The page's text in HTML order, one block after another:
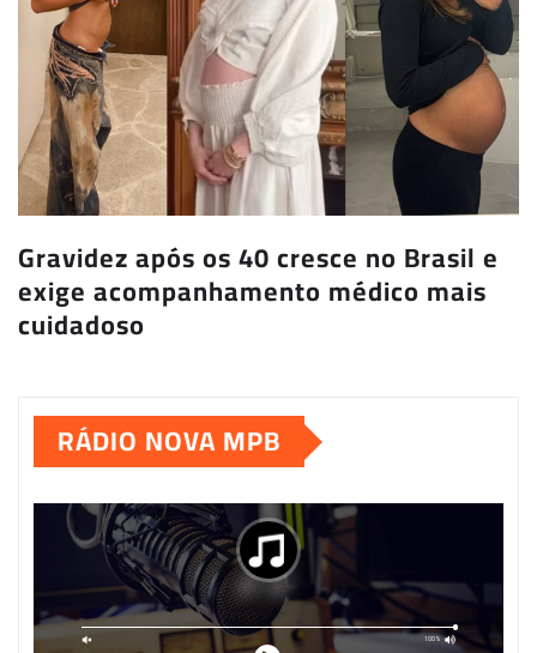
Gravidez após os 40 cresce no Brasil e
exige acompanhamento médico mais
cuidadoso
RÁDIO NOVA MPB